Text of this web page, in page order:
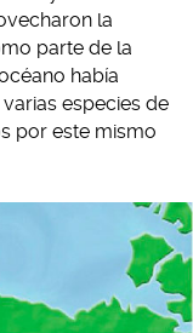
la
parte de la
había
especies de
por este mismo